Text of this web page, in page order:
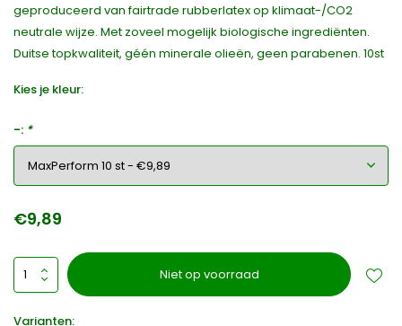
geproduceerd van fairtrade rubberlatex op klimaat-/CO2
neutrale wijze. Met zoveel mogelijk biologische ingrediënten.
Duitse topkwaliteit, géén minerale olieën, geen parabenen. 10st
Kies je kleur:
-: *
€9,89
Niet op voorraad
Varianten: